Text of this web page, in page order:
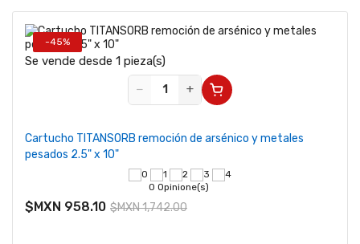
-45%
Se vende desde 1 pieza(s)
−
+
Cartucho TITANSORB remoción de arsénico y metales
pesados 2.5" x 10"
0 Opinione(s)
$MXN 958.10 $MXN 1,742.00